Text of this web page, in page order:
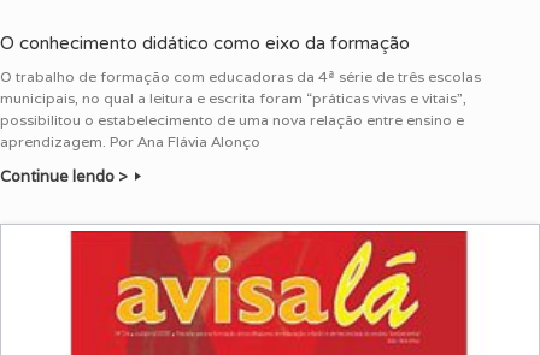
O conhecimento didático como eixo da formação
O trabalho de formação com educadoras da 4ª série de três escolas
municipais, no qual a leitura e escrita foram “práticas vivas e vitais”,
possibilitou o estabelecimento de uma nova relação entre ensino e
aprendizagem. Por Ana Flávia Alonço
Continue lendo >